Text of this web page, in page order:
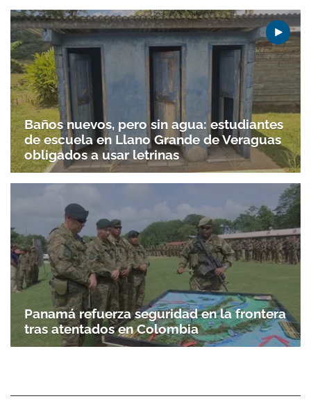
Baños nuevos, pero sin agua: estudiantes
de escuela en Llano Grande de Veraguas
obligados a usar letrinas
Panamá refuerza seguridad en la frontera
tras atentados en Colombia